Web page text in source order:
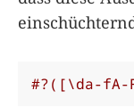
#?([\da-